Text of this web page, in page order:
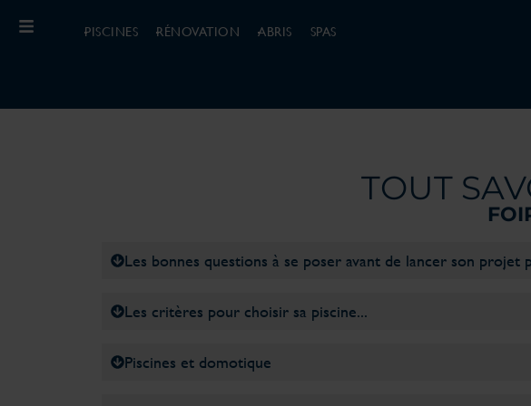
PISCINES RÉNOVATION ABRIS SPAS
TOUT
Les bonnes questions à se poser avant de lancer son projet
Les critères pour choisir sa piscine...
Piscines et domotique